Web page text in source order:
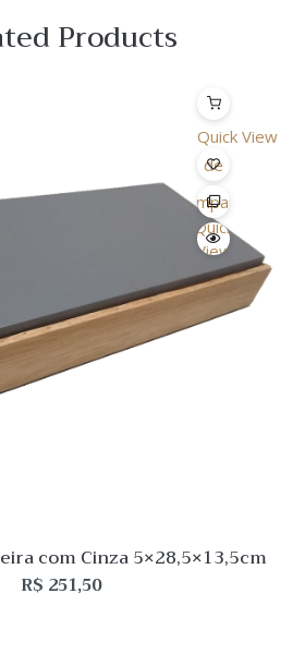
Products
Quick View
Lista
de
Desejo
Comparar
Quick
View
com Cinza 5×28,5×13,5cm
R$ 251,50